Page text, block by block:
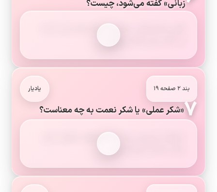
زبانی» گفته می‌شود، چیست؟
گفتن «الحمدلله» ساده‌ترین نوع تشکر است که به
آن شکر زبانی گفته می‌شود.
بند ۲ صفحه ۱۹ یادیار
۷«شکر عملی» یا شکر نعمت به چه معناست؟
استفاده صحیح و بجا از نعمت‌های خداوند، شکر
نعمت (شکر عملی) است.